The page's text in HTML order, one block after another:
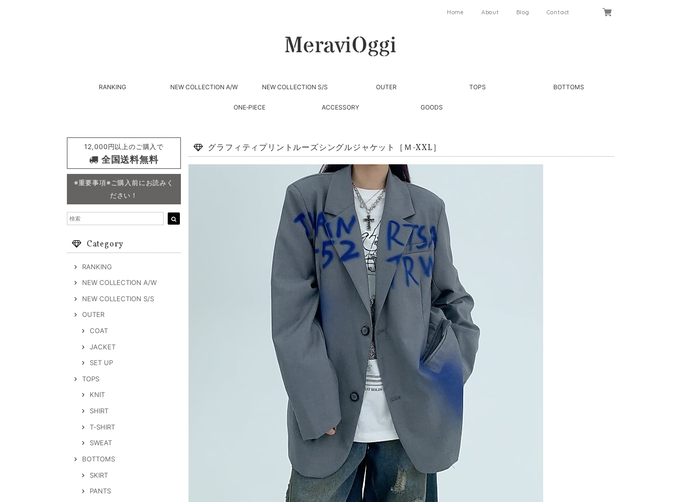
Home About Blog Contact
RANKING NEW COLLECTION A/W NEW COLLECTION S/S OUTER TOPS BOTTOMS
ONE‐PIECE ACCESSORY GOODS
12,000円以上のご購入で
全国送料無料
※重要事項※ご購入前にお読みく
ださい！
Category
RANKING
NEW COLLECTION A/W
NEW COLLECTION S/S
OUTER
COAT
JACKET
SET UP
TOPS
KNIT
SHIRT
T‐SHIRT
SWEAT
BOTTOMS
SKIRT
PANTS
グラフィティプリントルーズシングルジャケット［Ｍ-XXL］